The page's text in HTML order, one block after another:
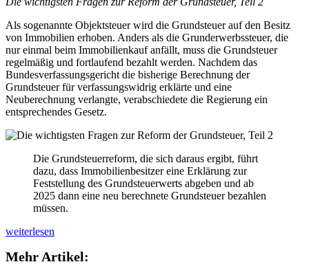
Als sogenannte Objektsteuer wird die Grundsteuer auf den Besitz
von Immobilien erhoben. Anders als die Grunderwerbssteuer, die
nur einmal beim Immobilienkauf anfällt, muss die Grundsteuer
regelmäßig und fortlaufend bezahlt werden. Nachdem das
Bundesverfassungsgericht die bisherige Berechnung der
Grundsteuer für verfassungswidrig erklärte und eine
Neuberechnung verlangte, verabschiedete die Regierung ein
entsprechendes Gesetz.
Die Grundsteuerreform, die sich daraus ergibt, führt
dazu, dass Immobilienbesitzer eine Erklärung zur
Feststellung des Grundsteuerwerts abgeben und ab
2025 dann eine neu berechnete Grundsteuer bezahlen
müssen.
Die
Fragen
weiterlesen
Mehr Artikel: